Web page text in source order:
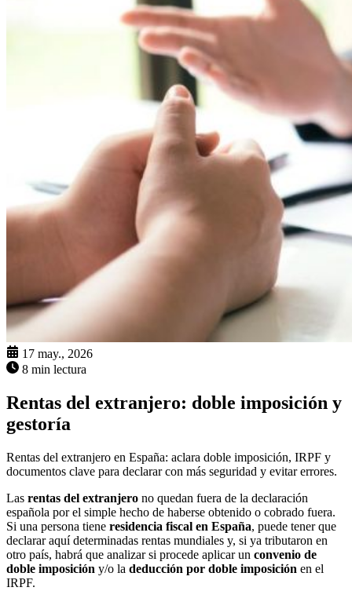
17 may., 2026
8 min lectura
Rentas del extranjero: doble imposición y
gestoría
Rentas del extranjero en España: aclara doble imposición, IRPF y
documentos clave para declarar con más seguridad y evitar errores.
Las rentas del extranjero no quedan fuera de la declaración
española por el simple hecho de haberse obtenido o cobrado fuera.
Si una persona tiene residencia fiscal en España, puede tener que
declarar aquí determinadas rentas mundiales y, si ya tributaron en
otro país, habrá que analizar si procede aplicar un convenio de
doble imposición y/o la deducción por doble imposición en el
IRPF.